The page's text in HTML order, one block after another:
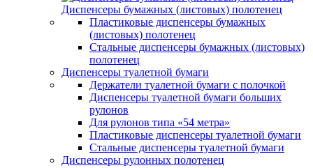
Диспенсеры бумажных (листовых) полотенец
Пластиковые диспенсеры бумажных
(листовых) полотенец
Стальные диспенсеры бумажных (листовых)
полотенец
Диспенсеры туалетной бумаги
Держатели туалетной бумаги с полочкой
Диспенсеры туалетной бумаги больших
рулонов
Для рулонов типа «54 метра»
Пластиковые диспенсеры туалетной бумаги
Стальные диспенсеры туалетной бумаги
Диспенсеры рулонных полотенец